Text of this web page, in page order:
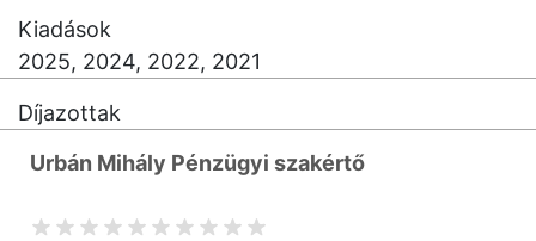
Kiadások
2025, 2024, 2022, 2021
Díjazottak
Urbán Mihály Pénzügyi szakértő